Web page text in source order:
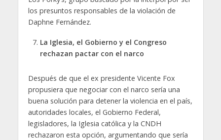
los presuntos responsables de la violación de
Daphne Fernández.
La Iglesia, el Gobierno y el Congreso
rechazan pactar con el narco
Después de que el ex presidente Vicente Fox
propusiera que negociar con el narco sería una
buena solución para detener la violencia en el país,
autoridades locales, el Gobierno Federal,
legisladores, la Iglesia católica y la CNDH
rechazaron esta opción, argumentando que sería